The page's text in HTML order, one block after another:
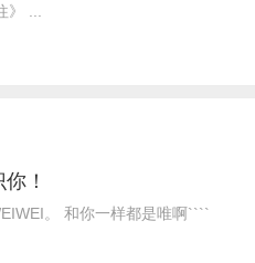
...
！
。 和你一样都是唯啊````